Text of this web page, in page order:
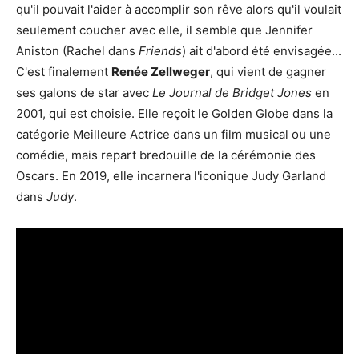
qu'il pouvait l'aider à accomplir son rêve alors qu'il voulait
seulement coucher avec elle, il semble que Jennifer
Aniston (Rachel dans Friends) ait d'abord été envisagée...
C'est finalement Renée Zellweger, qui vient de gagner
ses galons de star avec Le Journal de Bridget Jones en
2001, qui est choisie. Elle reçoit le Golden Globe dans la
catégorie Meilleure Actrice dans un film musical ou une
comédie, mais repart bredouille de la cérémonie des
Oscars. En 2019, elle incarnera l'iconique Judy Garland
dans Judy.